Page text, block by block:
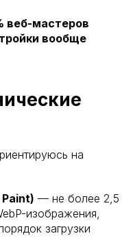
веб-мастеров
вообще
на
— не более 2,5
изображения,
загрузки